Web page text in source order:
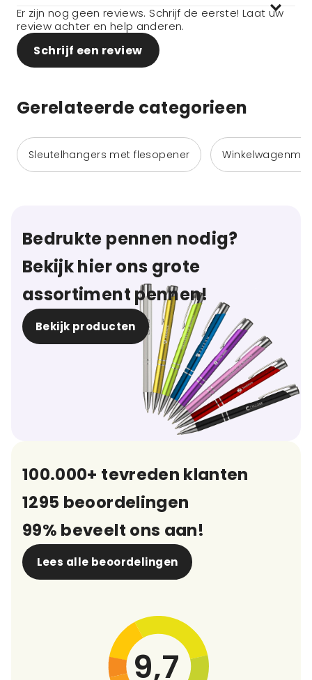
Er zijn nog geen reviews. Schrijf de eerste! Laat uw
review achter en help anderen.
Schrijf een review
Gerelateerde categorieen
Sleutelhangers met flesopener
Bedrukte pennen nodig?
Bekijk hier ons grote
assortiment pennen!
Bekijk producten
100.000+ tevreden klanten
1295 beoordelingen
99% beveelt ons aan!
Lees alle beoordelingen
9,7